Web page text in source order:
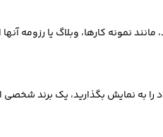
نمونه کارها، وبلاگ یا رزومه
بگذارید، یک برند شخصی ایجاد